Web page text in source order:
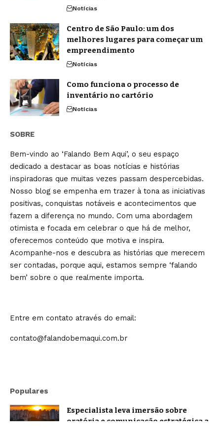
Notícias
Centro de São Paulo: um dos
melhores lugares para começar um
empreendimento
Notícias
Como funciona o processo de
inventário no cartório
Notícias
SOBRE
Bem-vindo ao ‘Falando Bem Aqui’, o seu espaço
dedicado a destacar as boas notícias e histórias
inspiradoras que muitas vezes passam despercebidas.
Nosso blog se empenha em trazer à tona as iniciativas
positivas, conquistas notáveis e acontecimentos que
fazem a diferença no mundo. Com uma abordagem
otimista e focada em celebrar o que há de melhor,
oferecemos conteúdo que motiva e inspira.
Acompanhe-nos e descubra as histórias que merecem
ser contadas, porque aqui, estamos sempre ‘falando
bem’ sobre o que realmente importa.
Entre em contato através do email:
contato@falandobemaqui.com.br
Populares
Especialista leva imersão sobre
oratória e comunicação estratégica a